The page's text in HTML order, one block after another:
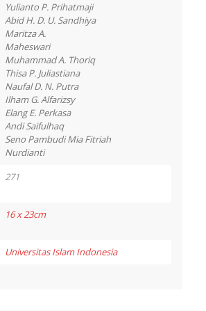
Yulianto P. Prihatmaji
Abid H. D. U. Sandhiya
Maritza A.
Maheswari
Muhammad A. Thoriq
Thisa P. Juliastiana
Naufal D. N. Putra
Ilham G. Alfarizsy
Elang E. Perkasa
Andi Saifulhaq
Seno Pambudi Mia Fitriah
Nurdianti
271
16 x 23cm
Universitas Islam Indonesia